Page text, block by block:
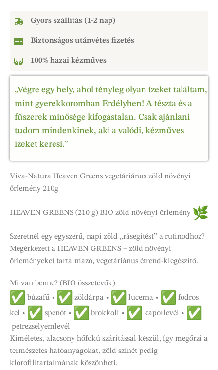
Gyors szállítás (1-2 nap)
Biztonságos utánvétes fizetés
100% hazai kézműves
„Végre egy hely, ahol tényleg olyan ízeket találtam,
mint gyerekkoromban Erdélyben! A tészta és a
fűszerek minősége kifogástalan. Csak ajánlani
tudom mindenkinek, aki a valódi, kézműves
ízeket keresi.”
Viva-Natura Heaven Greens vegetáriánus zöld növényi
őrlemény 210g
HEAVEN GREENS (210 g) BIO zöld növényi őrlemény
Szeretnél egy egyszerű, napi zöld „rásegítést” a rutinodhoz?
Megérkezett a HEAVEN GREENS – zöld növényi
őrleményeket tartalmazó, vegetáriánus étrend-kiegészítő.
Mi van benne? (BIO összetevők)
búzafű •
zöldárpa • lucerna •
fodros
kel •
spenót • brokkoli •
kaporlevél •
petrezselyemlevél
Kíméletes, alacsony hőfokú szárítással készül, így megőrzi a
természetes hatóanyagokat, zöld színét pedig
klorofilltartalmának köszönheti.